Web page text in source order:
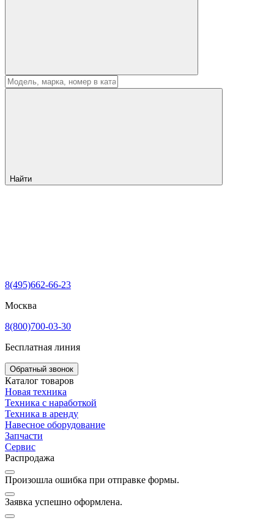
Найти
8(495)662-66-23
Москва
8(800)700-03-30
Бесплатная линия
Обратный звонок
Каталог товаров
Новая техника
Техника с наработкой
Техника в аренду
Навесное оборудование
Запчасти
Сервис
Распродажа
Произошла ошибка при отправке формы.
Заявка успешно оформлена.